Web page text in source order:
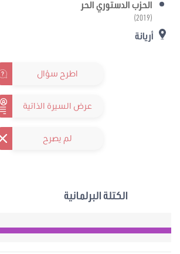
الحزب الدستوري الحر
(2019)
أريانة
اطرح سؤال
عرض السيرة الذاتية
لم يصرح
الكتلة البرلمانية